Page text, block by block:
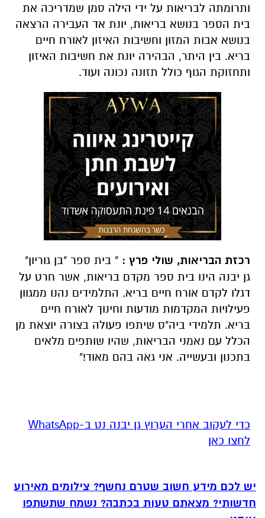
ותרומתה לבריאות על ידי הילה סמן שמדריכה את
בית הספר בנושא בריאות, יונת אד העבירה הרצאה
בנושא אבות המזון וחשיבות האיזון לאורח חיים
בריא. בין היתר, הבהירה יונת את חשיבות האיזון
ותחזוקת הגוף כולל תזונה נכונה ועוד.
רכזת הבריאות, שולי פרץ : " בית ספר "בן גוריון"
גן יבנה הינו בית ספר מקדם בריאות, אשר חרט על
דגלו לקדם אורח חיים בריא. התלמידים נהנו ממגוון
פעילויות המקדמות מודעות וחינוך לאורח חיים
בריא. תלמידי ביה"ס שיתפו פעולה בצורה יוצאת מן
הכלל עם נאמני הבריאות, שהיו שותפים מלאים
בתכנון ובעשייה. אני גאה בהם מאוד!"
‏כדי לעקוב אחרי הערוץ גן יבנה נט ב-WhatsApp
לחצו כאן
יש לכם מידע חשוב שטרם נחשף? צילומים מאירוע
חדשותי? מצאתם טעות בכתבה? נשמח שתשתפו